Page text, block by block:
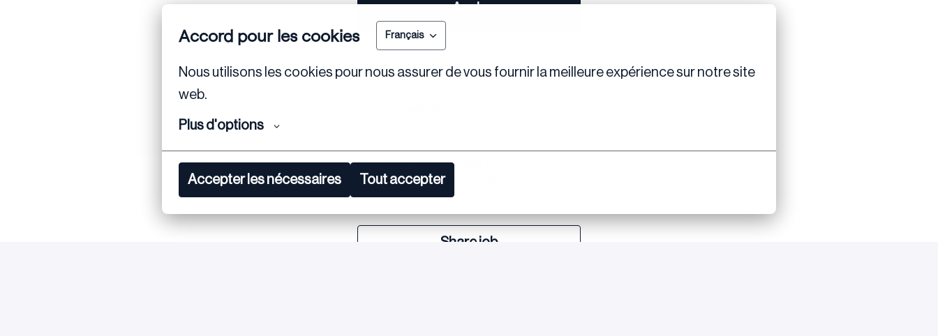
Accord pour les cookies Français
Nous utilisons les cookies pour nous assurer de vous fournir la meilleure expérience sur notre site
web.
Plus d'options
Accepter les nécessaires Tout accepter
Apply
Apply with Indeed
Update cookies
Share job